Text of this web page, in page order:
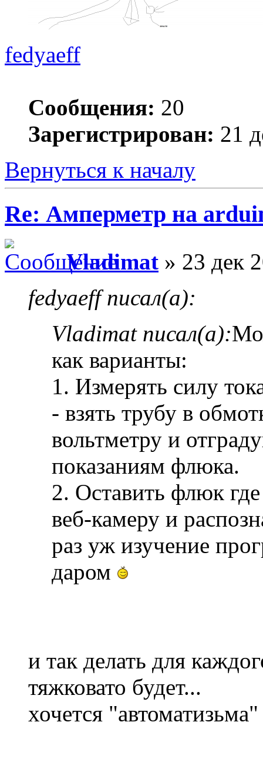
fedyaeff
Сообщения: 20
Зарегистрирован: 21
Вернуться к началу
Re: Амперметр на
Vladimat » 23 дек
fedyaeff писал(а):
Vladimat писал(а):
как варианты:
1. Измерять силу
- взять трубу в
вольтметру и
показаниям флюка.
2. Оставить флюк
веб-камеру и
раз уж изучение
даром
и так делать для
тяжковато будет...
хочется